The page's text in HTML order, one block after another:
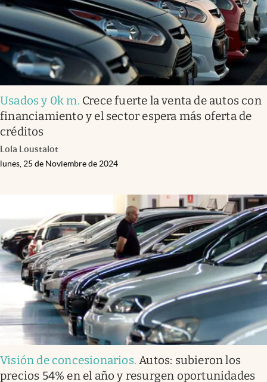
Usados y 0k m. Crece fuerte la venta de autos con
financiamiento y el sector espera más oferta de
créditos
Lola Loustalot
lunes, 25 de Noviembre de 2024
Visión de concesionarios.Autos: subieron los
precios 54% en el año y resurgen oportunidades